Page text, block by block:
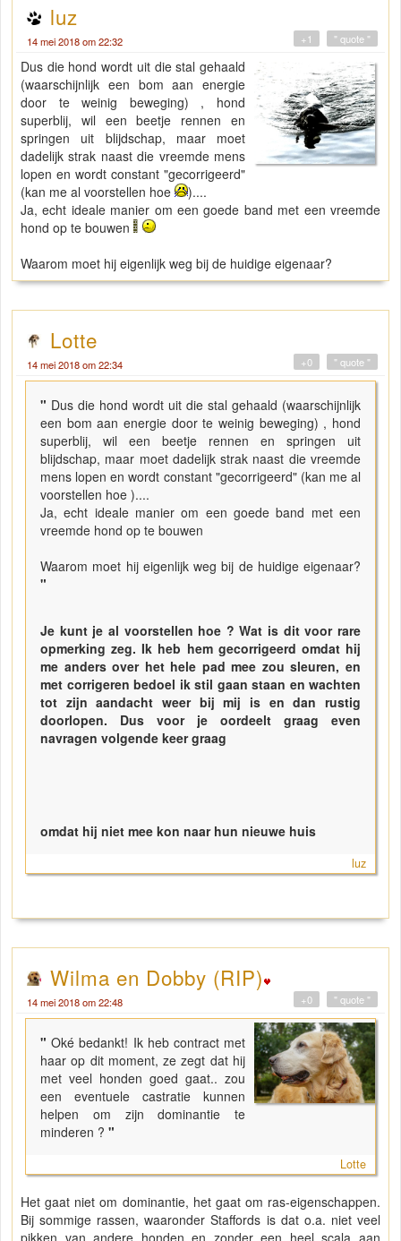
luz
14 mei 2018 om 22:32 " quote "
+1
Dus die hond wordt uit die stal gehaald
(waarschijnlijk een bom aan energie
door te weinig beweging) , hond
superblij, wil een beetje rennen en
springen uit blijdschap, maar moet
dadelijk strak naast die vreemde mens
lopen en wordt constant "gecorrigeerd"
(kan me al voorstellen hoe
)....
Ja, echt ideale manier om een goede band met een vreemde
hond op te bouwen
Waarom moet hij eigenlijk weg bij de huidige eigenaar?
Lotte
14 mei 2018 om 22:34 " quote "
+0
" Dus die hond wordt uit die stal gehaald (waarschijnlijk
een bom aan energie door te weinig beweging) , hond
superblij, wil een beetje rennen en springen uit
blijdschap, maar moet dadelijk strak naast die vreemde
mens lopen en wordt constant "gecorrigeerd" (kan me al
voorstellen hoe )....
Ja, echt ideale manier om een goede band met een
vreemde hond op te bouwen
Waarom moet hij eigenlijk weg bij de huidige eigenaar?
"
Je kunt je al voorstellen hoe ? Wat is dit voor rare
opmerking zeg. Ik heb hem gecorrigeerd omdat hij
me anders over het hele pad mee zou sleuren, en
met corrigeren bedoel ik stil gaan staan en wachten
tot zijn aandacht weer bij mij is en dan rustig
doorlopen. Dus voor je oordeelt graag even
navragen volgende keer graag
omdat hij niet mee kon naar hun nieuwe huis
luz
Wilma en Dobby (RIP)
14 mei 2018 om 22:48 " quote "
+0
"Oké bedankt! Ik heb contract met
haar op dit moment, ze zegt dat hij
met veel honden goed gaat.. zou
een eventuele castratie kunnen
helpen om zijn dominantie te
minderen ? "
Lotte
Het gaat niet om dominantie, het gaat om ras-eigenschappen.
Bij sommige rassen, waaronder Staffords is dat o.a. niet veel
pikken van andere honden en zonder een heel scala aan